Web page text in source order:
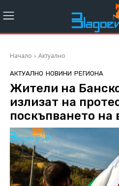
Начало Актуално
АКТУАЛНО НОВИНИ РЕГИОНА
Жители на
излизат на
поскъпването на